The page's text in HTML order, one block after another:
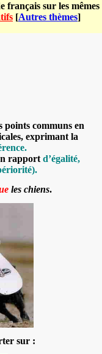
français sur les mêmes
[Autres thèmes]
points communs en
exprimant la
rapportd’égalité,
les chiens.
sur :